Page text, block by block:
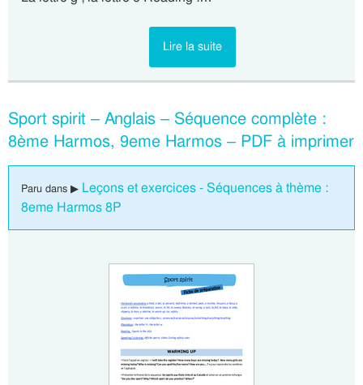
Lire la suite
Sport spirit – Anglais – Séquence complète :
8ème Harmos, 9eme Harmos – PDF à imprimer
Paru dans ▶ Leçons et exercices - Séquences à thème :
8eme Harmos 8P